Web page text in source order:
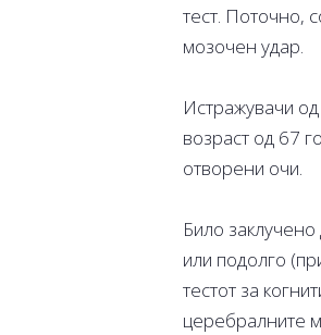
тест. Поточно,
мозочен удар.
Истражувачи
возраст од 67
отворени очи.
Било
или подолго
тестот за
церебралните